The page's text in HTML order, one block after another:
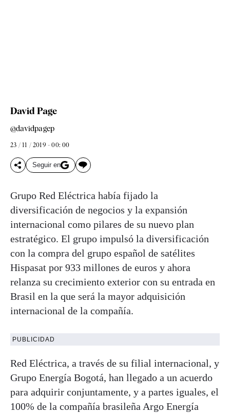
David Page
@davidpagep
23 / 11 / 2019 - 00: 00
Seguir en
Grupo Red Eléctrica había fijado la
diversificación de negocios y la expansión
internacional como pilares de su nuevo plan
estratégico. El grupo impulsó la diversificación
con la compra del grupo español de satélites
Hispasat por 933 millones de euros y ahora
relanza su crecimiento exterior con su entrada en
Brasil en la que será la mayor adquisición
internacional de la compañía.
PUBLICIDAD
Red Eléctrica, a través de su filial internacional, y
Grupo Energía Bogotá, han llegado a un acuerdo
para adquirir conjuntamente, y a partes iguales, el
100% de la compañía brasileña Argo Energía